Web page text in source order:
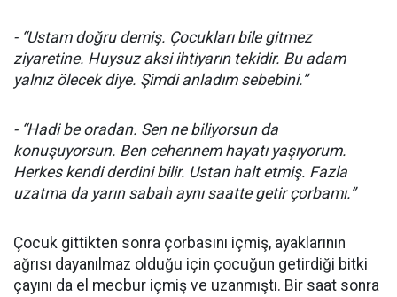
- “Ustam doğru demiş. Çocukları bile gitmez
ziyaretine. Huysuz aksi ihtiyarın tekidir. Bu adam
yalnız ölecek diye. Şimdi anladım sebebini.”
- “Hadi be oradan. Sen ne biliyorsun da
konuşuyorsun. Ben cehennem hayatı yaşıyorum.
Herkes kendi derdini bilir. Ustan halt etmiş. Fazla
uzatma da yarın sabah aynı saatte getir çorbamı.”
Çocuk gittikten sonra çorbasını içmiş, ayaklarının
ağrısı dayanılmaz olduğu için çocuğun getirdiği bitki
çayını da el mecbur içmiş ve uzanmıştı. Bir saat sonra